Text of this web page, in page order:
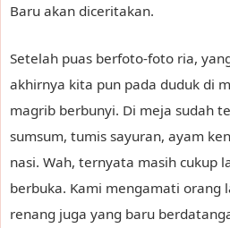
Baru akan diceritakan.
Setelah puas berfoto-foto ria,
akhirnya kita pun pada duduk di
magrib berbunyi. Di meja sudah
sumsum, tumis sayuran, ayam
nasi. Wah, ternyata masih cukup
berbuka. Kami mengamati orang
renang juga yang baru